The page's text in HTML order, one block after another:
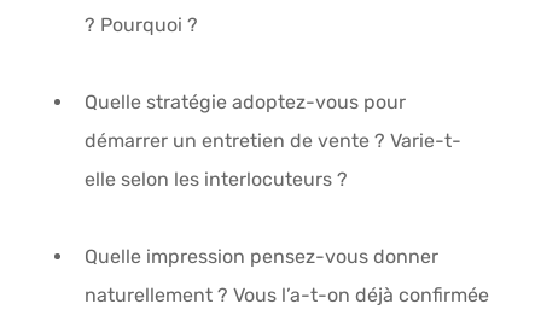
? Pourquoi ?
Quelle stratégie adoptez-vous pour
démarrer un entretien de vente ? Varie-t-
elle selon les interlocuteurs ?
Quelle impression pensez-vous donner
naturellement ? Vous l’a-t-on déjà confirmée